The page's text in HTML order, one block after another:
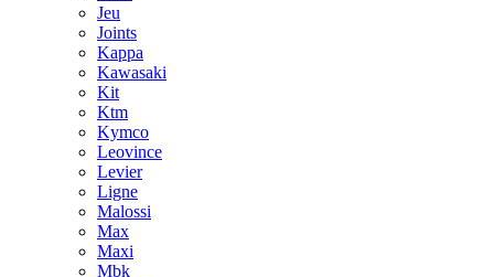
Jeu
Joints
Kappa
Kawasaki
Kit
Ktm
Kymco
Leovince
Levier
Ligne
Malossi
Max
Maxi
Mbk